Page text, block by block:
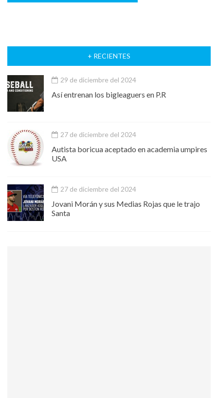
+ RECIENTES
29 de diciembre del 2024
Así entrenan los bigleaguers en P.R
27 de diciembre del 2024
Autista boricua aceptado en academia umpires
USA
27 de diciembre del 2024
Jovani Morán y sus Medias Rojas que le trajo
Santa